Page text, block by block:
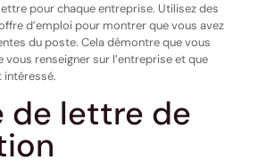
pour chaque entreprise. Utilisez des
d’emploi pour montrer que vous avez
du poste. Cela démontre que vous
renseigner sur l’entreprise et que
intéressé.
de lettre de